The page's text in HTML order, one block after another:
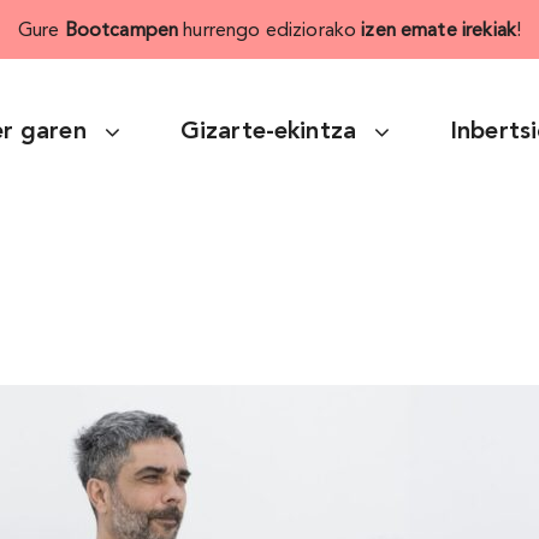
Gure Bootcampen hurrengo ediziorakoizen emate irekiak!
garen Gizarte-ekintza